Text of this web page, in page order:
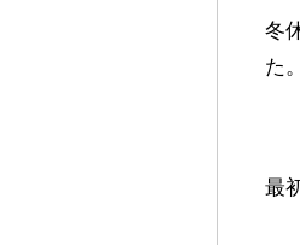
冬
た。
最